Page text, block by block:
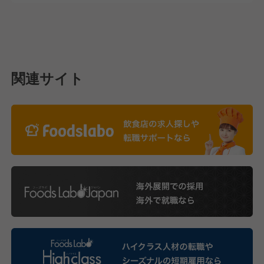
関連サイト